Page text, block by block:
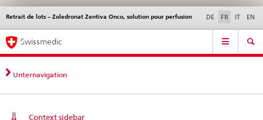
Navigation
directe:
actualités,
bases
contact
Actualités & Mises à
normes
Contact | Support &
aide
Retrait de lots – Zoledronat Zentiva Onco, solution pour perfusion DE FR IT EN
Service
Navigation
Swissmedic
Unternavigation
Context sidebar